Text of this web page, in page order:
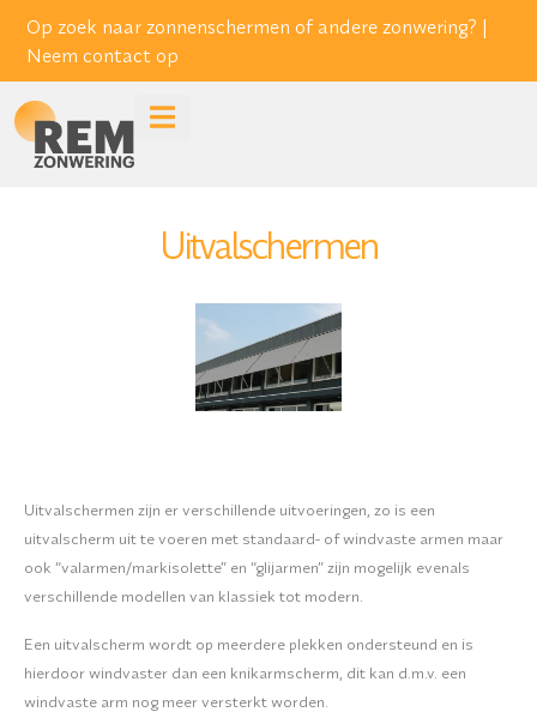
Op zoek naar zonnenschermen of andere zonwering? |
Neem contact op
Uitvalschermen
Uitvalschermen zijn er verschillende uitvoeringen, zo is een
uitvalscherm uit te voeren met standaard- of windvaste armen maar
ook “valarmen/markisolette” en “glijarmen” zijn mogelijk evenals
verschillende modellen van klassiek tot modern.
Een uitvalscherm wordt op meerdere plekken ondersteund en is
hierdoor windvaster dan een knikarmscherm, dit kan d.m.v. een
windvaste arm nog meer versterkt worden.